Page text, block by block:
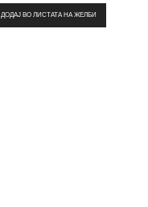
ДОДАЈ ВО ЛИСТАТА НА ЖЕЛБИ